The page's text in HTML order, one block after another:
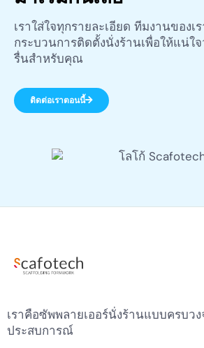
เราใส่ใจทุกรายละเอียด ทีมงานของ
กระบวนการติดตั้งนั่งร้านเพื่อให้แน่ใ
รื่นสำหรับคุณ
ติดต่อเราตอนนี้
เราคือซัพพลายเออร์นั่งร้านแบบครบว
ประสบการณ์